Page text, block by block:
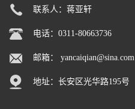
联系人：蒋亚轩
电话：0311-80663736
邮箱： yancaiqian@sina.com
地址：长安区光华路195号